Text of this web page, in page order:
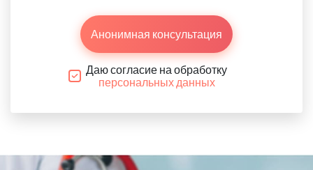
Анонимная консультация
Даю согласие на обработку
персональных данных